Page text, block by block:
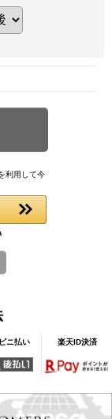
利用して今
ニ払い 楽天ID決済